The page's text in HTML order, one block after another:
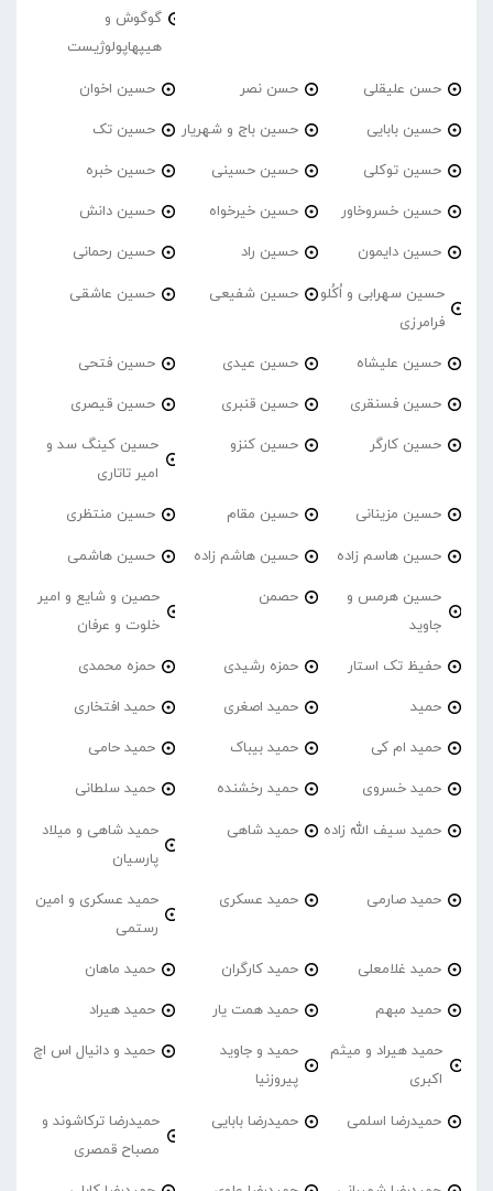
گوگوش و
هیپهاپولوژیست
حسن علیقلی حسن نصر حسین اخوان
حسین بابایی حسین باج و شهریار حسین تک
حسین توکلی حسین حسینی حسین خبره
حسین خسروخاور حسین خیرخواه حسین دانش
حسین دایمون حسین راد حسین رحمانی
حسین سهرابی و اُکُلو
فرامرزی
حسین شفیعی حسین عاشقی
حسین علیشاه حسین عیدی حسین فتحی
حسین فسنقری حسین قنبری حسین قیصری
حسین کارگر حسین کنزو
حسین کینگ سد و
امیر تاتاری
حسین مزینانی حسین مقام حسین منتظری
حسین هاسم زاده حسین هاشم زاده حسین هاشمی
حسین هرمس و
جاوید
حصمن
حصین و شایع و امیر
خلوت و عرفان
حفیظ تک استار حمزه رشیدی حمزه محمدی
حمید حمید اصغری حمید افتخاری
حمید ام کی حمید بیباک حمید حامی
حمید خسروی حمید رخشنده حمید سلطانی
حمید سیف الله زاده حمید شاهی
حمید شاهی و میلاد
پارسیان
حمید صارمی حمید عسکری
حمید عسکری و امین
رستمی
حمید غلامعلی حمید کارگران حمید ماهان
حمید مبهم حمید همت یار حمید هیراد
حمید هیراد و میثم
اکبری
حمید و جاوید
پیروزنیا
حمید و دانیال اس اچ
حمیدرضا اسلمی حمیدرضا بابایی
حمیدرضا ترکاشوند و
مصباح قمصری